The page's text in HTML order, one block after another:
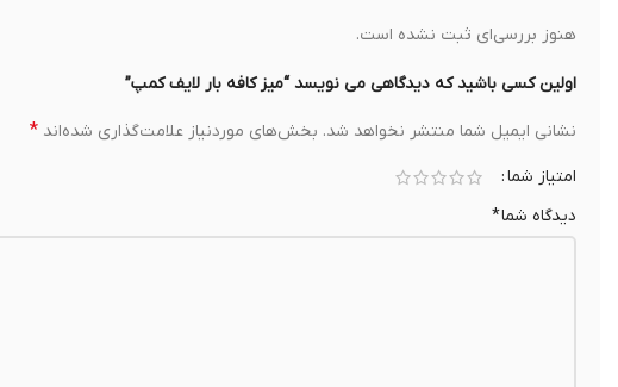
هنوز بررسی‌ای ثبت نشده است.
اولین کسی باشید که دیدگاهی می نویسد “میز کافه بار لایف کمپ”
نشانی ایمیل شما منتشر نخواهد شد. بخش‌های موردنیاز علامت‌گذاری شده‌اند *
امتیاز شما
دیدگاه شما*